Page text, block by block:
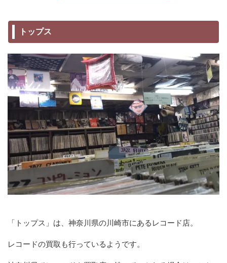
トップス
「トップス」は、神奈川県の川崎市にあるレコード店。
レコードの買取も行っているようです。